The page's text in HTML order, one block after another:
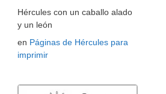
Hércules con un caballo alado
y un león
en Páginas de Hércules para
imprimir